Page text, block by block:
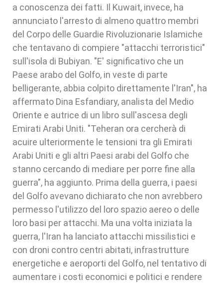
a conoscenza dei fatti. Il Kuwait, invece, ha
annunciato l'arresto di almeno quattro membri
del Corpo delle Guardie Rivoluzionarie Islamiche
che tentavano di compiere "attacchi terroristici"
sull'isola di Bubiyan. "E' significativo che un
Paese arabo del Golfo, in veste di parte
belligerante, abbia colpito direttamente l'Iran", ha
affermato Dina Esfandiary, analista del Medio
Oriente e autrice di un libro sull'ascesa degli
Emirati Arabi Uniti. "Teheran ora cercherà di
acuire ulteriormente le tensioni tra gli Emirati
Arabi Uniti e gli altri Paesi arabi del Golfo che
stanno cercando di mediare per porre fine alla
guerra", ha aggiunto. Prima della guerra, i paesi
del Golfo avevano dichiarato che non avrebbero
permesso l'utilizzo del loro spazio aereo o delle
loro basi per attacchi. Ma una volta iniziata la
guerra, l'Iran ha lanciato attacchi missilistici e
con droni contro centri abitati, infrastrutture
energetiche e aeroporti del Golfo, nel tentativo di
aumentare i costi economici e politici e rendere